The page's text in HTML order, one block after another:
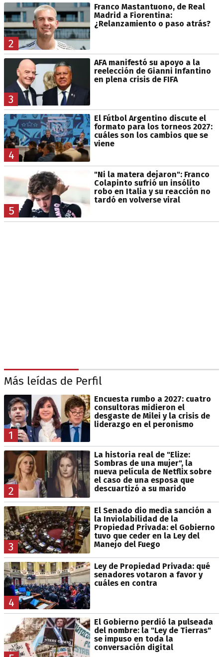
2
Franco Mastantuono, de Real
Madrid a Fiorentina:
¿Relanzamiento o paso atrás?
3
AFA manifestó su apoyo a la
reelección de Gianni Infantino
en plena crisis de FIFA
4
El Fútbol Argentino discute el
formato para los torneos 2027:
cuáles son los cambios que se
viene
5
"Ni la matera dejaron": Franco
Colapinto sufrió un insólito
robo en Italia y su reacción no
tardó en volverse viral
Más leídas de Perfil
1
Encuesta rumbo a 2027: cuatro
consultoras midieron el
desgaste de Milei y la crisis de
liderazgo en el peronismo
2
La historia real de "Elize:
Sombras de una mujer", la
nueva película de Netflix sobre
el caso de una esposa que
descuartizó a su marido
3
El Senado dio media sanción a
la Inviolabilidad de la
Propiedad Privada: el Gobierno
tuvo que ceder en la Ley del
Manejo del Fuego
4
Ley de Propiedad Privada: qué
senadores votaron a favor y
cuáles en contra
El Gobierno perdió la pulseada
del nombre: la "Ley de Tierras"
se impuso en toda la
conversación digital